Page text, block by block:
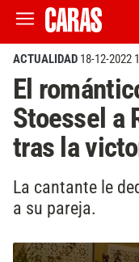
ACTUALIDAD 18-12-2022
El
Stoessel a
tras la
La cantante le
a su pareja.